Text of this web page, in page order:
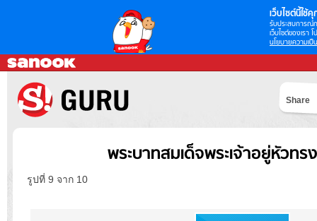
เว็บไซต์นี้ใช้คุ
รับประสบการณ์
เว็บไซต์ของเรา
นโยบายความเป็
Share
พระบาทสมเด็จพระเจ้าอยู่หัวท
รูปที่ 9 จาก 10